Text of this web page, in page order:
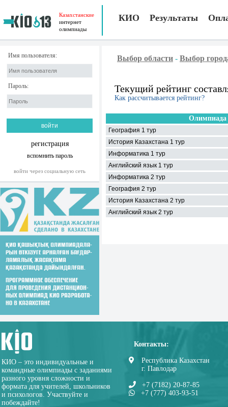
Казахстанские
интернет
олимпиады
КИО Результаты
Имя пользователя:
Пароль:
регистрация
вспомнить пароль
войти через социальную сеть
Выбор области - Выбор
Текущий рейтинг
Как рассчитывается рейтинг?
Олимпиада
География 1 тур
История Казахстана 1 тур
Информатика 1 тур
Английский язык 1 тур
Информатика 2 тур
География 2 тур
История Казахстана 2 тур
Английский язык 2 тур
КИО – это индивидуальные и
командные олимпиады с заданиями
разного уровня сложности и
формата для учителей, школьников
и психологов. Участвуйте и
побеждайте!
Контакты:
Республика Казахстан
г. Павлодар
+7 (7182) 20-87-85
+7 (777) 403-93-51